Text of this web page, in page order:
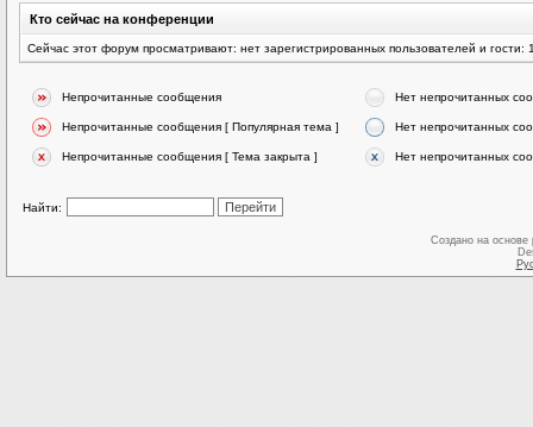
Кто сейчас на конференции
Сейчас этот форум просматривают: нет зарегистрированных пользователей и гости:
Непрочитанные сообщения Нет непрочитанных
Непрочитанные сообщения [ Популярная тема ] Нет непрочитанных
Непрочитанные сообщения [ Тема закрыта ] Нет непрочитанных
Найти:
Создано на основе